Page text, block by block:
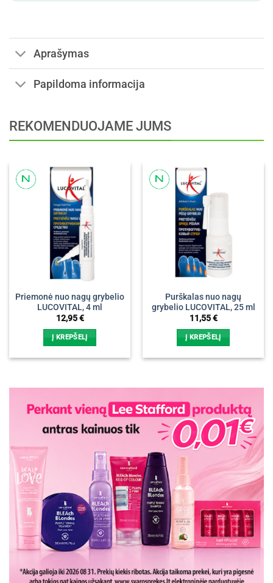
Aprašymas
Papildoma informacija
REKOMENDUOJAME JUMS
Priemonė nuo nagų grybelio
LUCOVITAL, 4 ml
12,95€
Į KREPŠELĮ
Purškalas nuo nagų
grybelio LUCOVITAL, 25 ml
11,55€
Į KREPŠELĮ